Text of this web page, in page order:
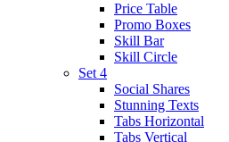
Price Table
Promo Boxes
Skill Bar
Skill Circle
Set 4
Social Shares
Stunning Texts
Tabs Horizontal
Tabs Vertical